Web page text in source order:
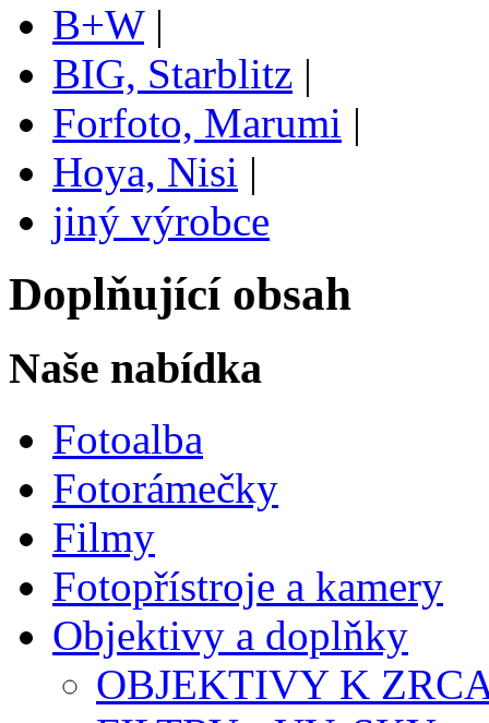
B+W|
BIG, Starblitz |
Forfoto, Marumi |
Hoya, Nisi |
jiný výrobce
Doplňující obsah
Naše nabídka
Fotoalba
Fotorámečky
Filmy
Fotopřístroje a kamery
Objektivy a doplňky
OBJEKTIVY K